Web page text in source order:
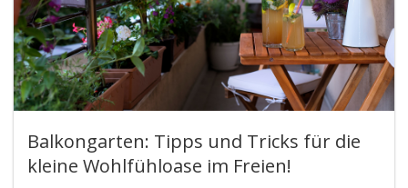
Balkongarten: Tipps und Tricks für die
kleine Wohlfühloase im Freien!